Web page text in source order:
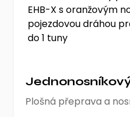
Plošná přeprava a